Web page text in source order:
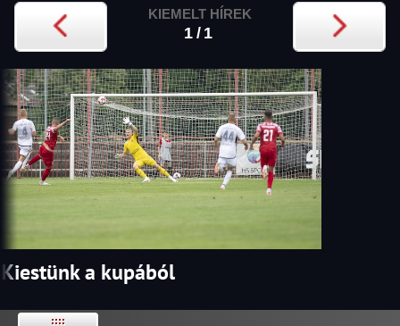
KIEMELT HÍREK
1/1
Kiestünk a kupából